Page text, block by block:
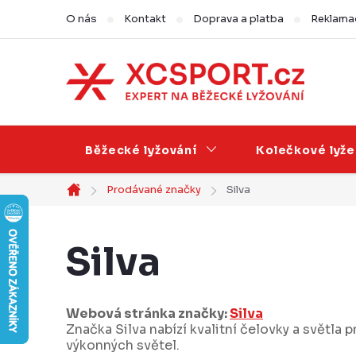
obsah
O nás Kontakt Doprava a platba
Běžecké lyžování Kolečkové lyže
Domů
Prodávané značky Silva
Silva
Webová stránka značky:Silva
Značka Silva nabízí kvalitní čelovky a světla
výkonných světel.